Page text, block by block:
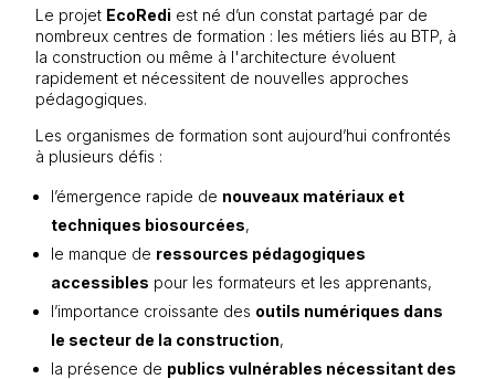
Le projet EcoRedi est né d’un constat partagé par de
nombreux centres de formation : les métiers liés au BTP, à
la construction ou même à l'architecture évoluent
rapidement et nécessitent de nouvelles approches
pédagogiques.
Les organismes de formation sont aujourd’hui confrontés
à plusieurs défis :
l’émergence rapide de nouveaux matériaux et
techniques biosourcées,
le manque de ressources pédagogiques
accessibles pour les formateurs et les apprenants,
l’importance croissante des outils numériques dans
le secteur de la construction,
la présence de publics vulnérables nécessitant des